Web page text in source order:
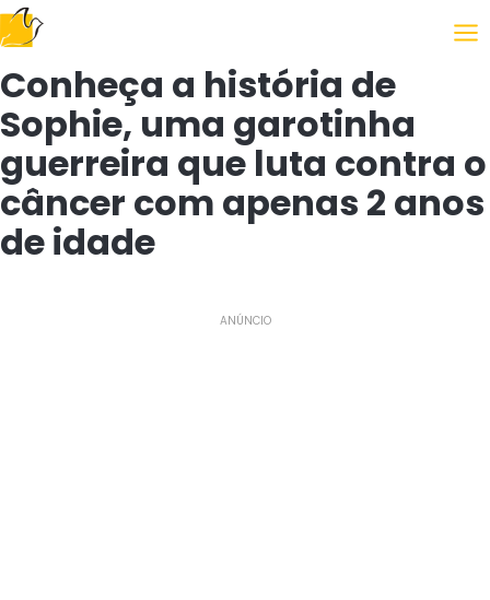
Following the Gospel
Conheça a história de
Sophie, uma garotinha
guerreira que luta contra o
câncer com apenas 2 anos
de idade
ANÚNCIO